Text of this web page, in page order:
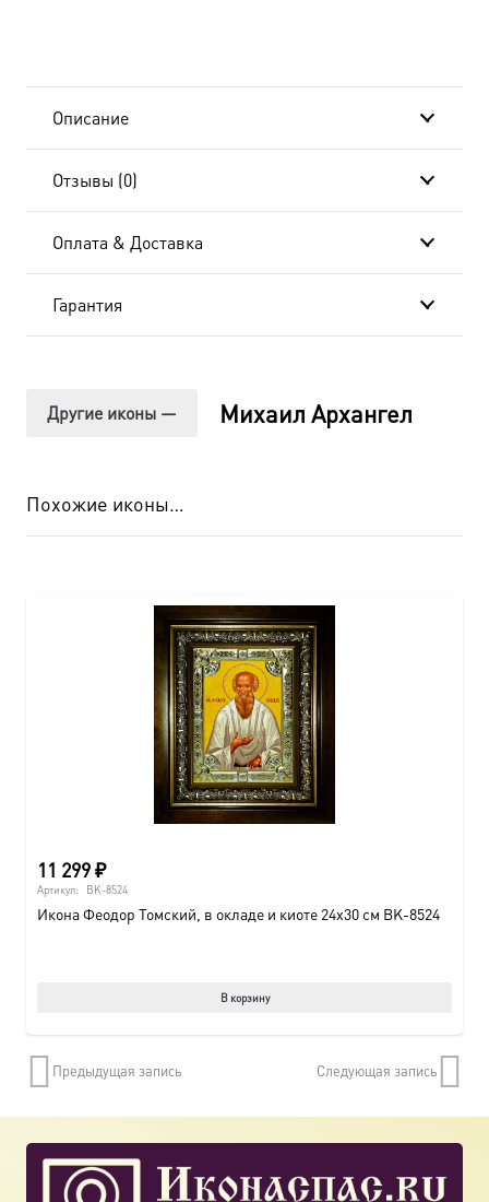
коробке
Описание
Отзывы (0)
Оплата & Доставка
Гарантия
Другие иконы — Михаил Архангел
Похожие иконы…
11 299₽
Артикул: BK-8524
Икона Феодор Томский, в окладе и киоте 24х30 см BK-8524
В корзину
Предыдущая запись Следующая запись